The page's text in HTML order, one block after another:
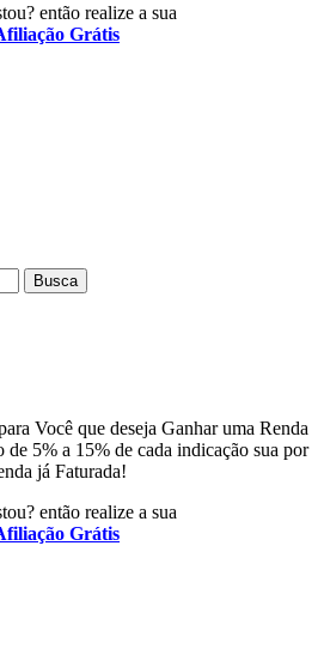
então realize a sua
Grátis
Busca
Você que deseja Ganhar uma Renda
de 5% a 15% de cada indicação sua por
já Faturada!
então realize a sua
Grátis